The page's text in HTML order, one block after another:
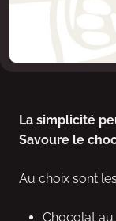
La simplicité
Savoure le
Au choix sont
Chocolat